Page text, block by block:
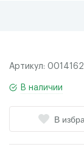
Артикул: 0014162
В наличии
В